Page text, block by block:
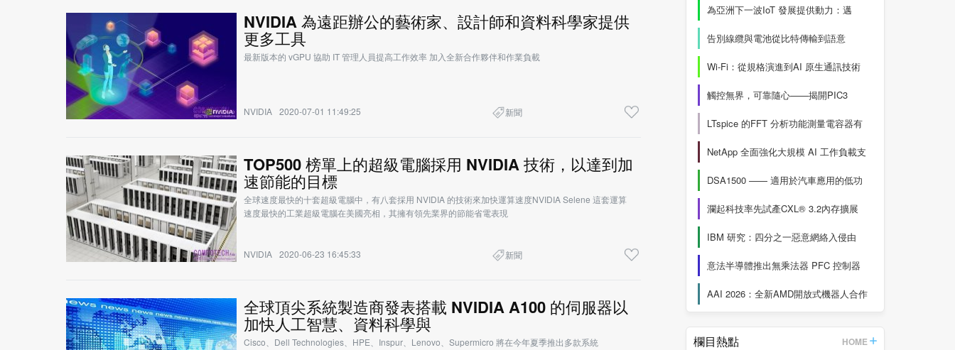
NVIDIA 為遠距辦公的藝術家、設計師和資料科學家提供
更多工具
最新版本的 vGPU 協助 IT 管理人員提高工作效率 加入全新合作夥伴和作業負載
NVIDIA 2020-07-01 11:49:25 新聞
TOP500 榜單上的超級電腦採用 NVIDIA 技術，以達到加
速節能的目標
全球速度最快的十套超級電腦中，有八套採用 NVIDIA 的技術來加快運算速度NVIDIA Selene 這套運算
速度最快的工業超級電腦在美國亮相，其擁有領先業界的節能省電表現
NVIDIA 2020-06-23 16:45:33 新聞
全球頂尖系統製造商發表搭載 NVIDIA A100 的伺服器以
加快人工智慧、資料科學與
Cisco、Dell Technologies、HPE、Inspur、Lenovo、Supermicro 將在今年夏季推出多款系統
為亞洲下一波IoT 發展提供動力：邁
告別線纜與電池從比特傳輸到語意
Wi-Fi：從規格演進到AI 原生通訊技術
觸控無界，可靠隨心——揭開PIC3
LTspice 的FFT 分析功能測量電容器有
NetApp 全面強化大規模 AI 工作負載支
DSA1500 —— 適用於汽車應用的低功
瀾起科技率先試產CXL® 3.2內存擴展
IBM 研究：四分之一惡意網絡入侵由
意法半導體推出無乘法器 PFC 控制器
AAI 2026：全新AMD開放式機器人合作
欄目熱點 HOME